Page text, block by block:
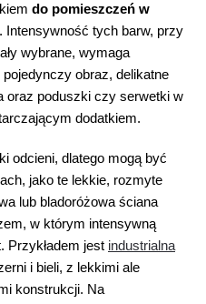
do pomieszczeń w
. Intensywność tych barw, przy
wybrane, wymaga
obraz, delikatne
oraz poduszki czy serwetki w
dodatkiem.
odcieni, dlatego mogą być
jako te lekkie, rozmyte
lub bladoróżowa ściana
w którym intensywną
Przykładem jest industrialna
i bieli, z lekkimi ale
konstrukcji. Na